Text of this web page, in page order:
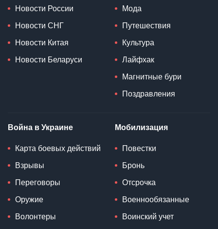
Новости России
Новости СНГ
Новости Китая
Новости Беларуси
Мода
Путешествия
Культура
Лайфхак
Магнитные бури
Поздравления
Война в Украине
Карта боевых действий
Взрывы
Переговоры
Оружие
Волонтеры
Мобилизация
Повестки
Бронь
Отсрочка
Военнообязанные
Воинский учет